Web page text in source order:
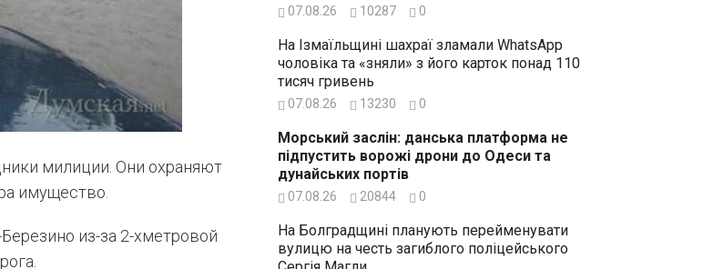
милиции. Они охраняют
имущество.
из-за 2-хметровой
07.08.26 10287 0
На Ізмаїльщині шахраї зламали WhatsApp
чоловіка та «зняли» з його карток понад 110
тисяч гривень
07.08.26 13230 0
Морський заслін: данська платформа не
підпустить ворожі дрони до Одеси та
дунайських портів
07.08.26 20844 0
На Болградщині планують перейменувати
вулицю на честь загиблого поліцейського